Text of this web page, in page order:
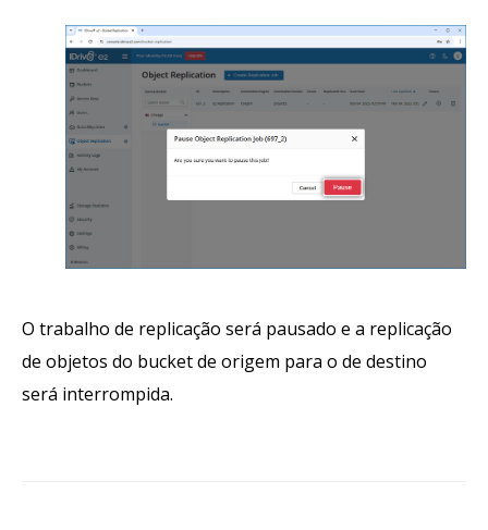
O trabalho de replicação será pausado e a replicação
de objetos do bucket de origem para o de destino
será interrompida.